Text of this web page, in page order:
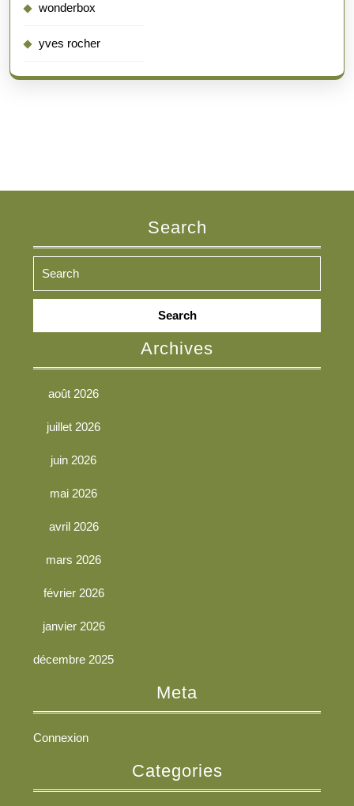
wonderbox
yves rocher
Search
Search
Archives
août 2026
juillet 2026
juin 2026
mai 2026
avril 2026
mars 2026
février 2026
janvier 2026
décembre 2025
Meta
Connexion
Categories